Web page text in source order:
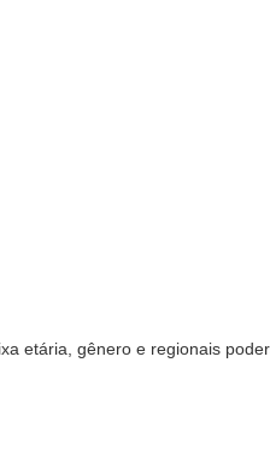
etária, gênero e regionais